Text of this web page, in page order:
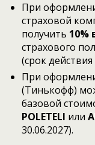
При
страховой
получить 10%
страхового
(срок действия
При
(Тинькофф)
базовой
POLETELI или
30.06.2027).